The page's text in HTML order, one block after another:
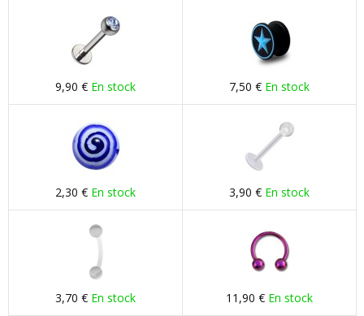
9,90 € En stock 7,50 € En stock
2,30 € En stock 3,90 € En stock
3,70 € En stock 11,90 € En stock